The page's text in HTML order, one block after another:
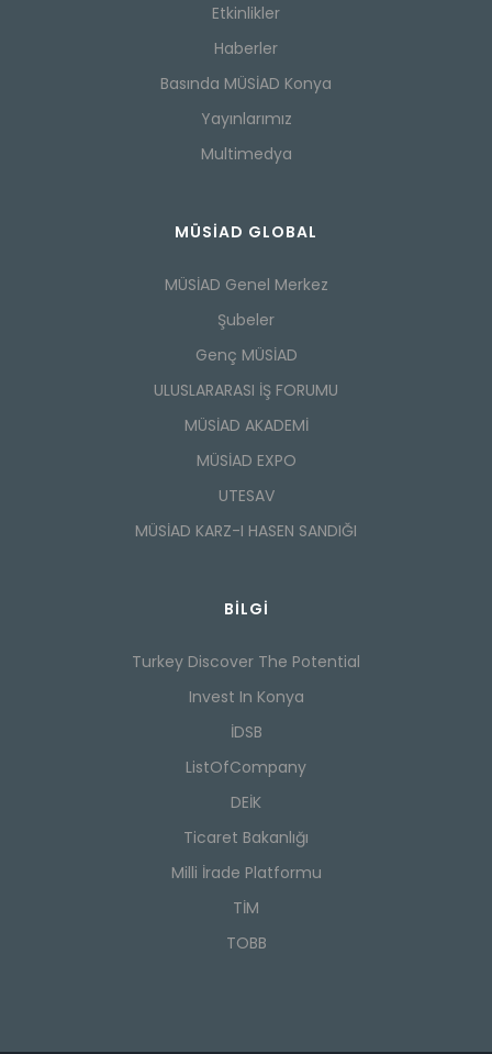
Etkinlikler
Haberler
Basında MÜSİAD Konya
Yayınlarımız
Multimedya
MÜSİAD GLOBAL
MÜSİAD Genel Merkez
Şubeler
Genç MÜSİAD
ULUSLARARASI İŞ FORUMU
MÜSİAD AKADEMİ
MÜSİAD EXPO
UTESAV
MÜSİAD KARZ-I HASEN SANDIĞI
BILGI
Turkey Discover The Potential
Invest In Konya
İDSB
ListOfCompany
DEİK
Ticaret Bakanlığı
Milli İrade Platformu
TİM
TOBB